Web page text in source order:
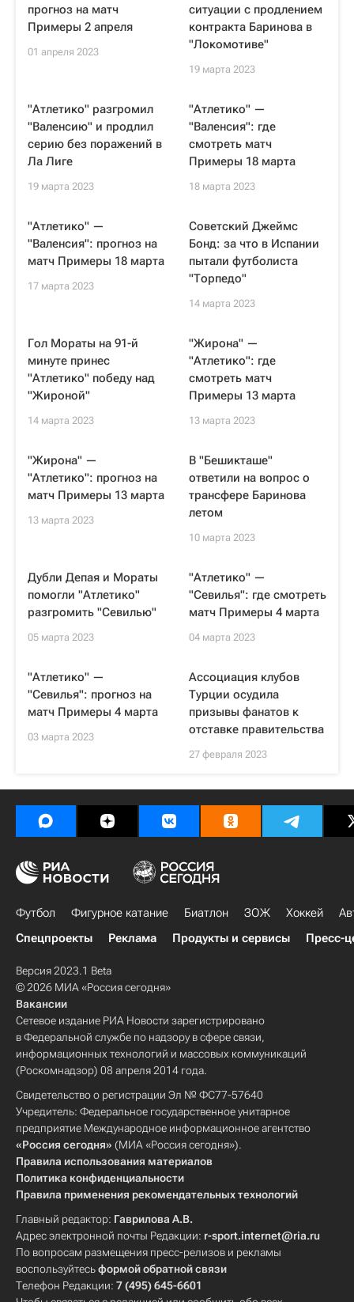
прогноз на матч
Примеры 2 апреля
01 апреля 2023
ситуации с продлением
контракта Баринова в
"Локомотиве"
19 марта 2023
"Атлетико" разгромил
"Валенсию" и продлил
серию без поражений в
Ла Лиге
19 марта 2023
"Атлетико" —
"Валенсия": где
смотреть матч
Примеры 18 марта
18 марта 2023
"Атлетико" —
"Валенсия": прогноз на
матч Примеры 18 марта
17 марта 2023
Советский Джеймс
Бонд: за что в Испании
пытали футболиста
"Торпедо"
14 марта 2023
Гол Мораты на 91-й
минуте принес
"Атлетико" победу над
"Жироной"
14 марта 2023
"Жирона" —
"Атлетико": где
смотреть матч
Примеры 13 марта
13 марта 2023
"Жирона" —
"Атлетико": прогноз на
матч Примеры 13 марта
13 марта 2023
В "Бешикташе"
ответили на вопрос о
трансфере Баринова
летом
10 марта 2023
Дубли Депая и Мораты
помогли "Атлетико"
разгромить "Севилью"
05 марта 2023
"Атлетико" —
"Севилья": где смотреть
матч Примеры 4 марта
04 марта 2023
"Атлетико" —
"Севилья": прогноз на
матч Примеры 4 марта
03 марта 2023
Ассоциация клубов
Турции осудила
призывы фанатов к
отставке правительства
27 февраля 2023
Футбол Фигурное катание Биатлон ЗОЖ Хоккей
Спецпроекты
Реклама Продукты и сервисы Пресс-
Версия 2023.1 Beta
© 2026 МИА «Россия сегодня»
Вакансии
Сетевое издание РИА Новости зарегистрировано
в Федеральной службе по надзору в сфере связи,
информационных технологий и массовых коммуникаций
(Роскомнадзор) 08 апреля 2014 года.
Свидетельство о регистрации Эл № ФС77-57640
Учредитель: Федеральное государственное унитарное
предприятие Международное информационное агентство
«Россия сегодня» (МИА «Россия сегодня»).
Правила использования материалов
Политика конфиденциальности
Правила применения рекомендательных технологий
Главный редактор: Гаврилова А.В.
Адрес электронной почты Редакции: r-sport.internet@ria.ru
По вопросам размещения пресс-релизов и рекламы
воспользуйтесьформой обратной связи
Телефон Редакции: 7 (495) 645-6601